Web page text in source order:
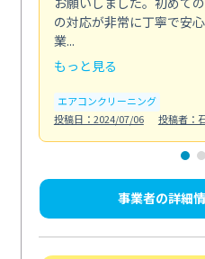
の対応が非常に丁寧で安
業...
もっと見る
エアコンクリーニング
投稿日：2024/07/06
投稿者：
事業者の詳細